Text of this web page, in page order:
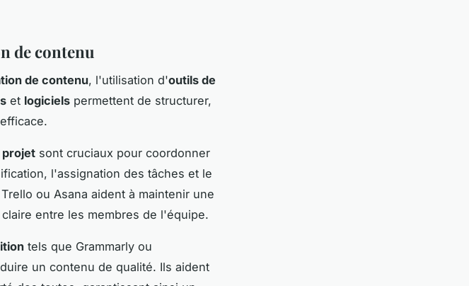
de contenu
de contenu, l'utilisation d'outils de
et logiciels permettent de structurer,
projet sont cruciaux pour coordonner
l'assignation des tâches et le
ou Asana aident à maintenir une
entre les membres de l'équipe.
tels que Grammarly ou
un contenu de qualité. Ils aident